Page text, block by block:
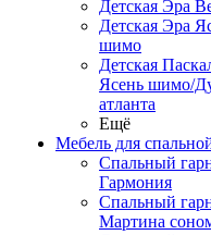
Детская Эра
Детская Эра
шимо
Детская
Ясень шимо/
атланта
Ещё
Мебель для
Спальный
Гармония
Спальный
Мартина